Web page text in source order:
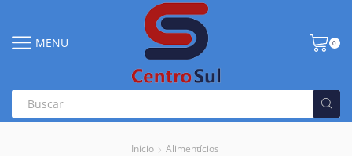
MENU 0
Início Alimentícios